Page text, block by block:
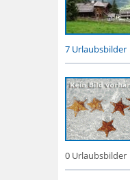
7 Urlaubsbilder
0 Urlaubsbilder